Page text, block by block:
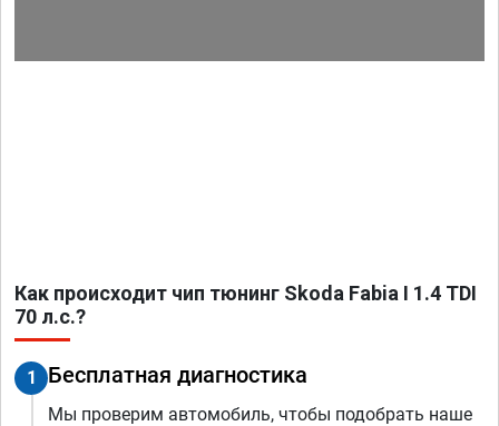
Как происходит чип тюнинг Skoda Fabia I 1.4 TDI
70 л.с.?
1 Бесплатная диагностика
Мы проверим автомобиль, чтобы подобрать наше